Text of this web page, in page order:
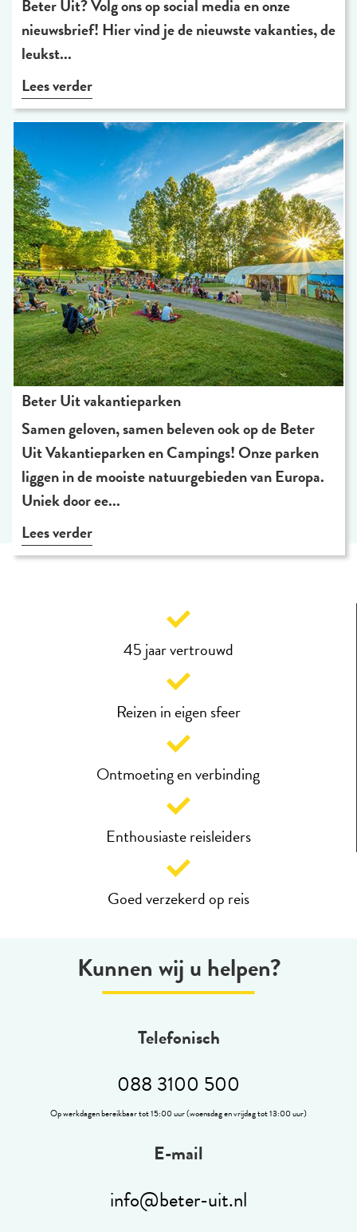
Beter Uit? Volg ons op social media en onze
nieuwsbrief! Hier vind je de nieuwste vakanties, de
leukst...
Lees verder
Beter Uit vakantieparken
Samen geloven, samen beleven ook op de Beter
Uit Vakantieparken en Campings! Onze parken
liggen in de mooiste natuurgebieden van Europa.
Uniek door ee...
Lees verder
45 jaar vertrouwd
Reizen in eigen sfeer
Ontmoeting en verbinding
Enthousiaste reisleiders
Goed verzekerd op reis
Kunnen wij u helpen?
Telefonisch
088 3100 500
Op werkdagen bereikbaar tot 15:00 uur (woensdag en vrijdag tot 13:00 uur)
E-mail
info@beter-uit.nl